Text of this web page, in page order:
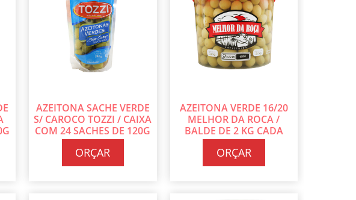
AZEITONA SACHE VERDE
S/ CAROCO TOZZI / CAIXA
COM 24 SACHES DE 120G
CADA
ORÇAR
AZEITONA VERDE 16/20
MELHOR DA ROCA /
BALDE DE 2 KG CADA
ORÇAR